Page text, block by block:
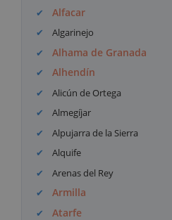
Alfacar
Algarinejo
Alhama de Granada
Alhendín
Alicún de Ortega
Almegíjar
Alpujarra de la Sierra
Alquife
Arenas del Rey
Armilla
Atarfe